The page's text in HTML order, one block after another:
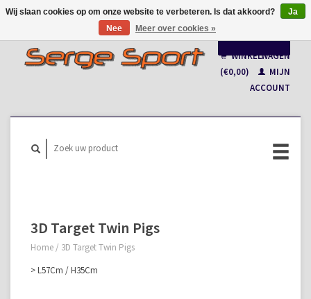
Français
WINKELWAGEN
(€0,00)
MIJN
ACCOUNT
3D Target Twin Pigs
Home / 3D Target Twin Pigs
> L57Cm / H35Cm
Wij slaan cookies op om onze website te verbeteren. Is dat akkoord?
Ja
Nee
Meer over cookies »